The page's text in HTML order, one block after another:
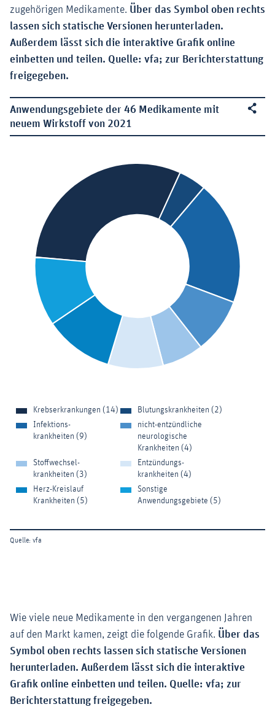
zugehörigen Medikamente. Über das Symbol oben rechts
lassen sich statische Versionen herunterladen.
Außerdem lässt sich die interaktive Grafik online
einbetten und teilen. Quelle: vfa; zur Berichterstattung
freigegeben.
Wie viele neue Medikamente in den vergangenen Jahren
auf den Markt kamen, zeigt die folgende Grafik. Über das
Symbol oben rechts lassen sich statische Versionen
herunterladen. Außerdem lässt sich die interaktive
Grafik online einbetten und teilen. Quelle: vfa; zur
Berichterstattung freigegeben.